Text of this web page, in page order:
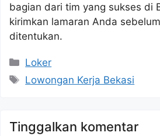
bagian dari tim yang sukses di
kirimkan lamaran Anda
ditentukan.
Kategori
Loker
Tag
Lowongan Kerja Bekasi
Tinggalkan komentar